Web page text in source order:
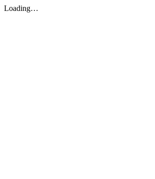
Loading…